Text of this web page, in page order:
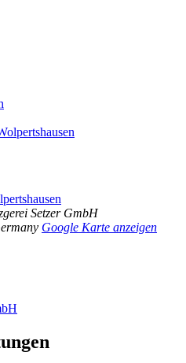
Setzer GmbH
Google Karte anzeigen